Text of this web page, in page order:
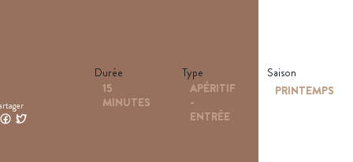
Durée
15
MINUTES
Type
APÉRITIF
-
ENTRÉE
Saison
PRINTEMPS